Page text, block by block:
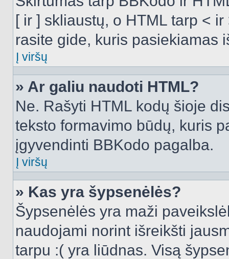
[ ir ] skliaustų, o HTML tarp <
rasite gide, kuris pasiekiamas
Į viršų
» Ar galiu naudoti HTML?
Ne. Rašyti HTML kodų šioje
teksto formavimo būdų, kuris
įgyvendinti BBKodo pagalba.
Į viršų
» Kas yra šypsenėlės?
Šypsenėlės yra maži
naudojami norint išreikšti
tarpu :( yra liūdnas. Visą